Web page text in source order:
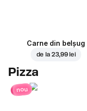
Carne din belșug
de la 23,99 lei
Pizza
nou